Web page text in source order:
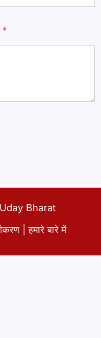
*
Bharat
|हमारे बारे में